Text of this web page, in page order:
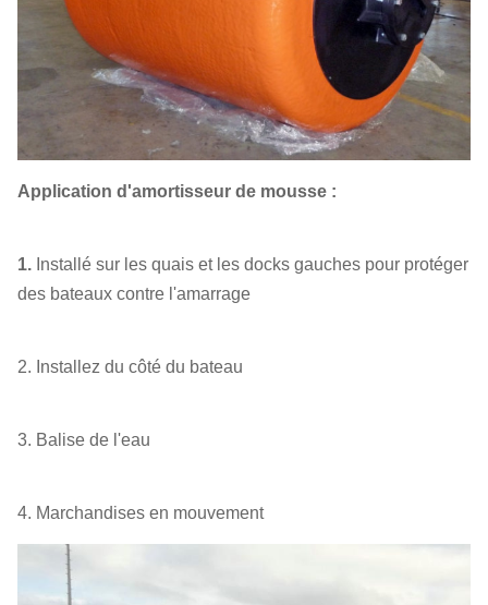
Application d'amortisseur de mousse :
1. Installé sur les quais et les docks gauches pour protéger
des bateaux contre l'amarrage
2. Installez du côté du bateau
3. Balise de l'eau
4. Marchandises en mouvement